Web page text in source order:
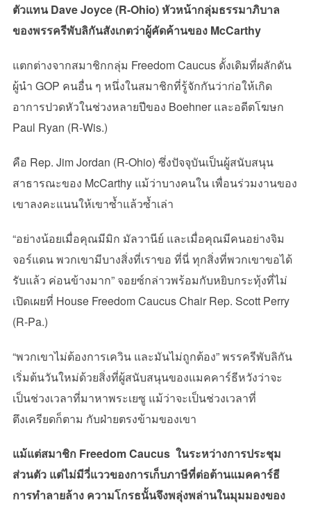
ตัวแทน Dave Joyce (R-Ohio) หัวหน้ากลุ่มธรรมาภิบาล
ของพรรครีพับลิกันสังเกตว่าผู้คัดค้านของ McCarthy
แตกต่างจากสมาชิกกลุ่ม Freedom Caucus ดั้งเดิมที่ผลักดัน
ผู้นำ GOP คนอื่น ๆ หนึ่งในสมาชิกที่รู้จักกันว่าก่อให้เกิด
อาการปวดหัวในช่วงหลายปีของ Boehner และอดีตโฆษก
Paul Ryan (R-Wis.)
คือ Rep. Jim Jordan (R-Ohio) ซึ่งปัจจุบันเป็นผู้สนับสนุน
สาธารณะของ McCarthy แม้ว่าบางคนใน เพื่อนร่วมงานของ
เขาลงคะแนนให้เขาซ้ำแล้วซ้ำเล่า
“อย่างน้อยเมื่อคุณมีมิก มัลวานีย์ และเมื่อคุณมีคนอย่างจิม
จอร์แดน พวกเขามีบางสิ่งที่เราขอ ที่นี่ ทุกสิ่งที่พวกเขาขอได้
รับแล้ว ค่อนข้างมาก” จอยซ์กล่าวพร้อมกับหยิบกระทุ้งที่ไม่
เปิดเผยที่ House Freedom Caucus Chair Rep. Scott Perry
(R-Pa.)
“พวกเขาไม่ต้องการเควิน และมันไม่ถูกต้อง” พรรครีพับลิกัน
เริ่มต้นวันใหม่ด้วยสิ่งที่ผู้สนับสนุนของแมคคาร์ธีหวังว่าจะ
เป็นช่วงเวลาที่มาหาพระเยซู แม้ว่าจะเป็นช่วงเวลาที่
ตึงเครียดก็ตาม กับฝ่ายตรงข้ามของเขา
แม้แต่สมาชิก Freedom Caucus ในระหว่างการประชุม
ส่วนตัว แต่ไม่มีวี่แววของการเก็บภาษีที่ต่อต้านแมคคาร์ธี
การทำลายล้าง ความโกรธนั้นจึงพลุ่งพล่านในมุมมองของ